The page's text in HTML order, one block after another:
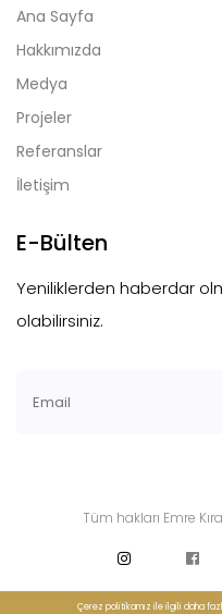
Ana Sayfa
Hakkımızda
Medya
Projeler
Referanslar
İletişim
E-Bülten
Yeniliklerden haberdar
olabilirsiniz.
Tüm hakları Emre
Çerez politikamız ile ilgili daha